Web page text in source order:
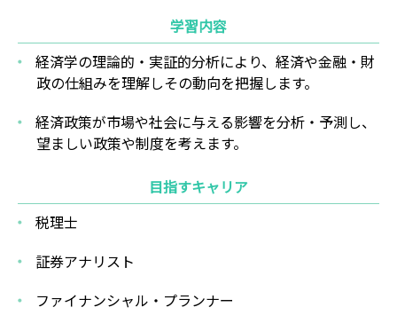
学習内容
経済学の理論的・実証的分析により、経済や金融・財
政の仕組みを理解しその動向を把握します。
経済政策が市場や社会に与える影響を分析・予測し、
望ましい政策や制度を考えます。
目指すキャリア
税理士
証券アナリスト
ファイナンシャル・プランナー